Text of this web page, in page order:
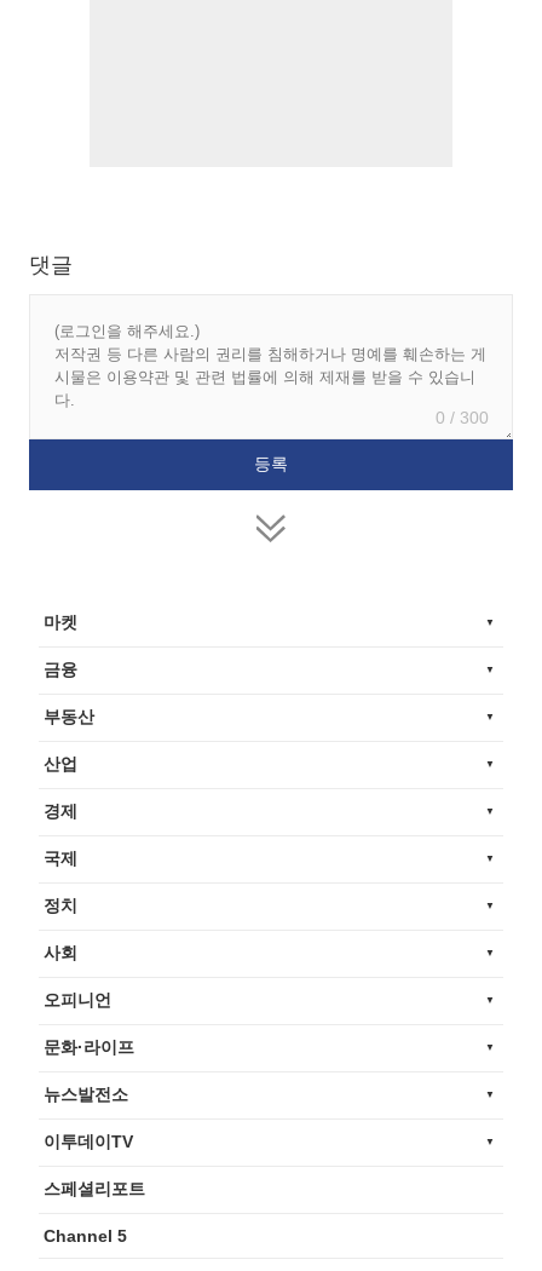
댓글
0 / 300
마켓
금융
부동산
산업
경제
국제
정치
사회
오피니언
문화·라이프
뉴스발전소
이투데이TV
스페셜리포트
Channel 5